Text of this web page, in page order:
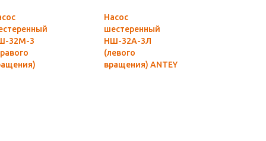
32М-3
Насос
шестеренный
НШ-32А-3Л
(левого
вращения) ANTEY